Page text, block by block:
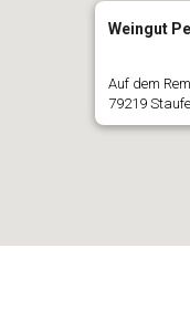
Google Kalender
Weingut
Auf dem
79219